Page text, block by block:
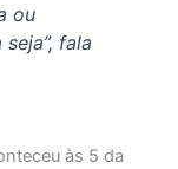
ou
fala
às 5 da